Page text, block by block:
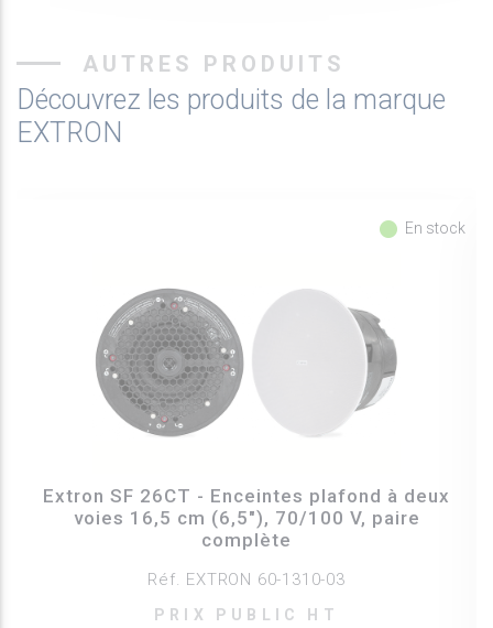
AUTRES PRODUITS
Découvrez les produits de la marque
EXTRON
fiber_manual_record En stock
Extron SF 26CT - Enceintes plafond à deux
voies 16,5 cm (6,5"), 70/100 V, paire
complète
Réf. EXTRON 60-1310-03
PRIX PUBLIC HT